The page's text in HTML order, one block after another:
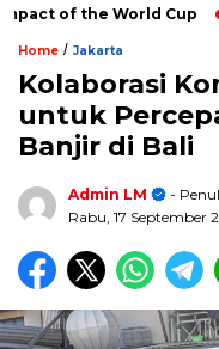
of the World Cup
Home / Jakarta
Kolaborasi
untuk
Banjir di Bali
Admin LM
-
Rabu, 17 September